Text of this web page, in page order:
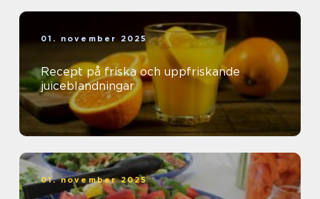
01. november 2025
Recept på friska och uppfriskande
juiceblandningar
01. november 2025